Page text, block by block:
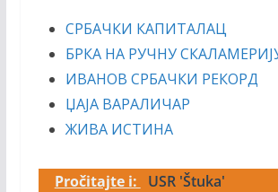
СРБАЧКИ КАПИТАЛАЦ
БРКА НА РУЧНУ
ИВАНОВ СРБАЧКИ РЕКОРД
ЏАЈА ВАРАЛИЧАР
ЖИВА ИСТИНА
Pročitajte i:
USR 'Štuka'